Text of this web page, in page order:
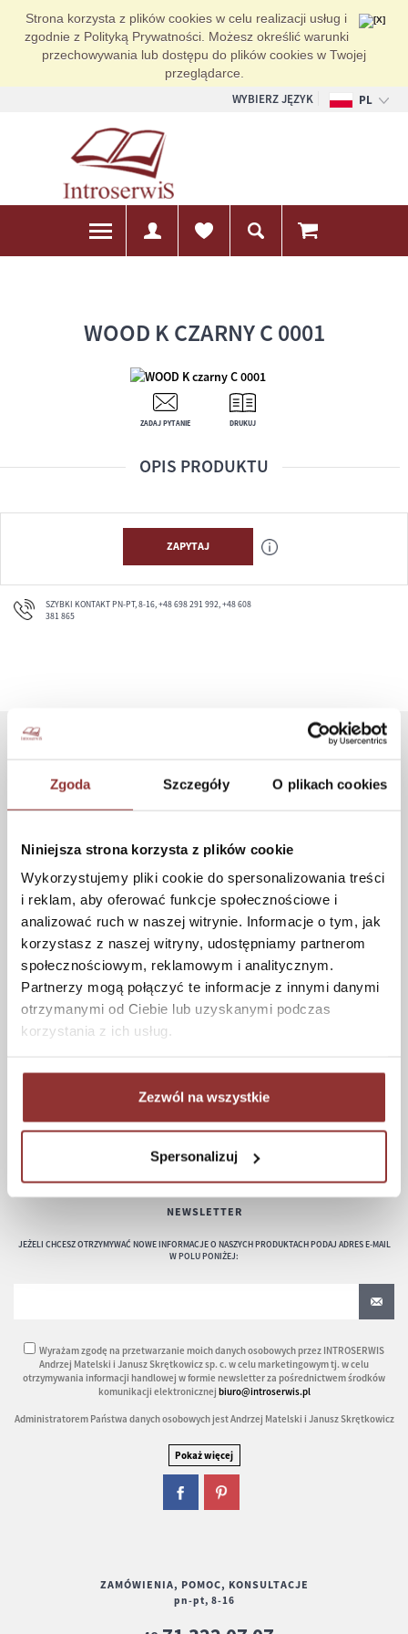
Zgoda Szczegóły O plikach cookies
Niniejsza strona korzysta z plików cookie
Wykorzystujemy pliki cookie do spersonalizowania treści
i reklam, aby oferować funkcje społecznościowe i
analizować ruch w naszej witrynie. Informacje o tym, jak
korzystasz z naszej witryny, udostępniamy partnerom
społecznościowym, reklamowym i analitycznym.
Partnerzy mogą połączyć te informacje z innymi danymi
otrzymanymi od Ciebie lub uzyskanymi podczas
korzystania z ich usług.
Zezwól na wszystkie
Spersonalizuj
Strona korzysta z plików cookies w celu realizacji usług i
zgodnie z Polityką Prywatności. Możesz określić warunki
przechowywania lub dostępu do plików cookies w Twojej
przeglądarce.
WYBIERZ JĘZYK
PL
WOOD K CZARNY C 0001
ZADAJ PYTANIE DRUKUJ
OPIS PRODUKTU
ZAPYTAJ
SZYBKI KONTAKT PN-PT, 8-16, +48 698 291 992, +48 608
381 865
Formy płatności
Koszt dostawy
Informacje techniczne
POMOC
Regulamin
Konserwacja i czyszczenie
NEWSLETTER
JEŻELI CHCESZ OTRZYMYWAĆ NOWE INFORMACJE O NASZYCH PRODUKTACH PODAJ ADRES E-MAIL
W POLU PONIŻEJ:
Wyrażam zgodę na przetwarzanie moich danych osobowych przez INTROSERWIS
Andrzej Matelski i Janusz Skrętkowicz sp. c. w celu marketingowym tj. w celu
otrzymywania informacji handlowej w formie newsletter za pośrednictwem środków
komunikacji elektronicznej biuro@introserwis.pl
Administratorem Państwa danych osobowych jest Andrzej Matelski i Janusz Skrętkowicz
ZAMÓWIENIA, POMOC, KONSULTACJE
pn-pt, 8-16